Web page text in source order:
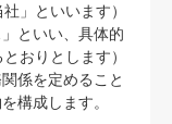
」といいます）
といい、具体的
おりとします）
係を定めること
構成します。